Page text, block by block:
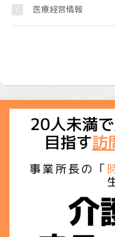
医療経営情報